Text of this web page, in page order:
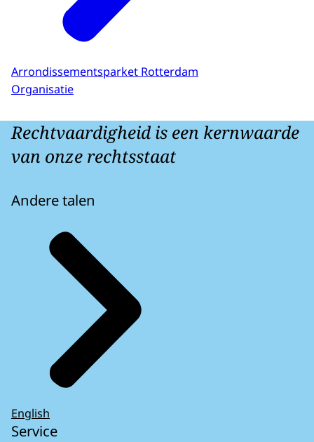
Arrondissementsparket Rotterdam
Organisatie
Rechtvaardigheid is een kernwaarde
van onze rechtsstaat
Andere talen
English
Service